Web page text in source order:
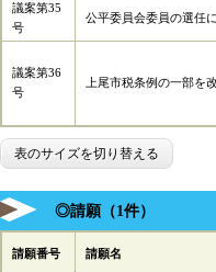
議案第35
号
公平委員会委員の選任
議案第36
号
上尾市税条例の一部を
表のサイズを切り替える
◎請願（1件）
請願番号 請願名